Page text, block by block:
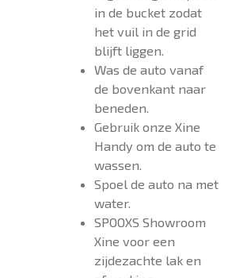
in de bucket zodat
het vuil in de grid
blijft liggen.
Was de auto vanaf
de bovenkant naar
beneden.
Gebruik onze Xine
Handy om de auto te
wassen.
Spoel de auto na met
water.
SPOOXS Showroom
Xine voor een
zijdezachte lak en